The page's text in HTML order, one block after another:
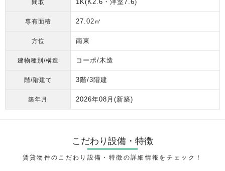
間取 1K(K2.6・洋室7.6)
専有面積 27.02㎡
方位 南東
建物種別/構造 コーポ/木造
階/階建て 3階/3階建
築年月 2026年08月 (新築)
こだわり設備・特徴
賃貸物件のこだわり設備・特徴の詳細情報をチェック！